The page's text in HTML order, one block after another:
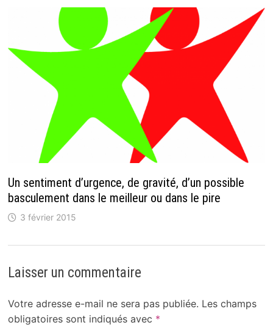
Un sentiment d’urgence, de gravité, d’un possible
basculement dans le meilleur ou dans le pire
3 février 2015
Laisser un commentaire
Votre adresse e-mail ne sera pas publiée. Les champs
obligatoires sont indiqués avec *